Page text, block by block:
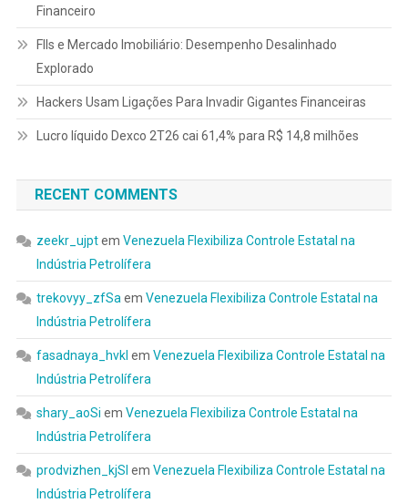
Financeiro
FIIs e Mercado Imobiliário: Desempenho Desalinhado
Explorado
Hackers Usam Ligações Para Invadir Gigantes Financeiras
Lucro líquido Dexco 2T26 cai 61,4% para R$ 14,8 milhões
RECENT COMMENTS
zeekr_ujptem Venezuela Flexibiliza Controle Estatal na
Indústria Petrolífera
trekovyy_zfSa em Venezuela Flexibiliza Controle Estatal na
Indústria Petrolífera
fasadnaya_hvkl em Venezuela Flexibiliza Controle Estatal na
Indústria Petrolífera
shary_aoSi em Venezuela Flexibiliza Controle Estatal na
Indústria Petrolífera
prodvizhen_kjSl em Venezuela Flexibiliza Controle Estatal na
Indústria Petrolífera